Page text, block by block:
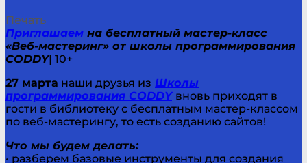
Печать
Приглашаем на бесплатный мастер-класс
«Веб-мастеринг» от школы программирования
CODDY| 10+
27 марта наши друзья из Школы
программирования CODDY вновь приходят в
гости в библиотеку с бесплатным мастер-классом
по веб-мастерингу, то есть созданию сайтов!
Что мы будем делать:
• разберем базовые инструменты для создания